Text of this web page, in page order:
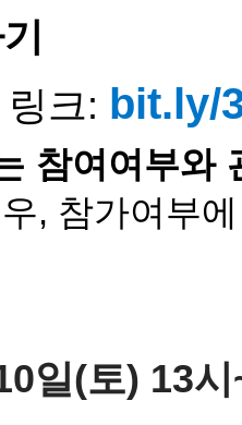
크: bit.ly/
참여여부와
, 참가여부
일(토) 13